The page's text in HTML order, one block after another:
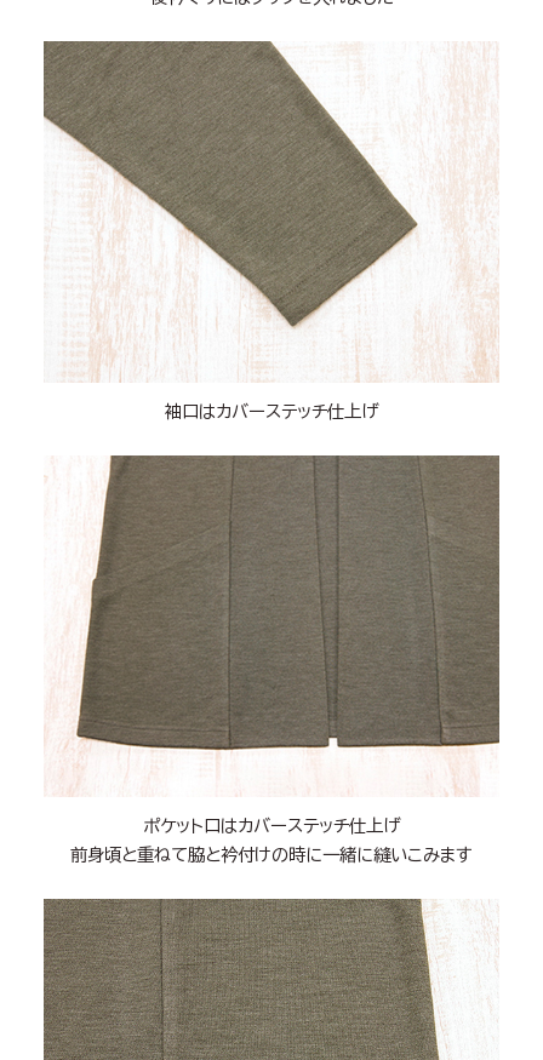
袖口はカバーステッチ仕上げ
ポケット口はカバーステッチ仕上げ
前身頃と重ねて脇と衿付けの時に一緒に縫いこみます